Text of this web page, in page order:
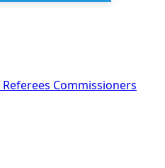
Referees Commissioners